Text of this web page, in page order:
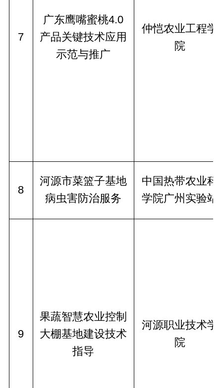
7
广东鹰嘴蜜桃4.0
产品关键技术应用
示范与推广
仲恺农业工程学
院
8
河源市菜篮子基地
病虫害防治服务
中国热带农业科
学院广州实验站
9
果蔬智慧农业控制
大棚基地建设技术
指导
河源职业技术学
院